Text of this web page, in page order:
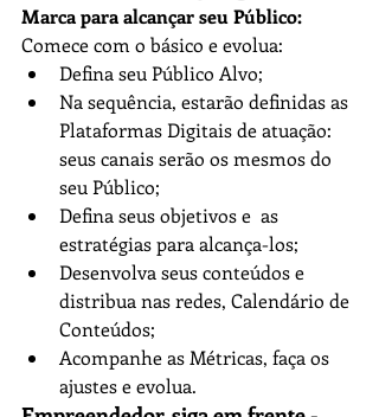
Marca para alcançar seu Público:
Comece com o básico e evolua:
Defina seu Público Alvo;
Na sequência, estarão definidas as
Plataformas Digitais de atuação:
seus canais serão os mesmos do
seu Público;
Defina seus objetivos e  as
estratégias para alcança-los;
Desenvolva seus conteúdos e
distribua nas redes, Calendário de
Conteúdos;
Acompanhe as Métricas, faça os
ajustes e evolua.